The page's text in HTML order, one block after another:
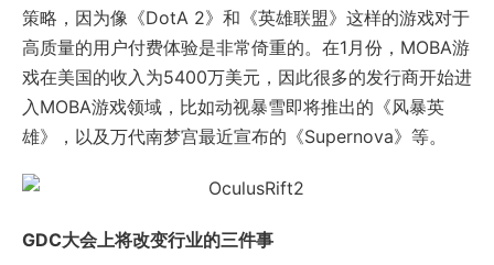
策略，因为像《DotA 2》和《英雄联盟》这样的游戏对于
高质量的用户付费体验是非常倚重的。在1月份，MOBA游
戏在美国的收入为5400万美元，因此很多的发行商开始进
入MOBA游戏领域，比如动视暴雪即将推出的《风暴英
雄》，以及万代南梦宫最近宣布的《Supernova》等。
GDC大会上将改变行业的三件事